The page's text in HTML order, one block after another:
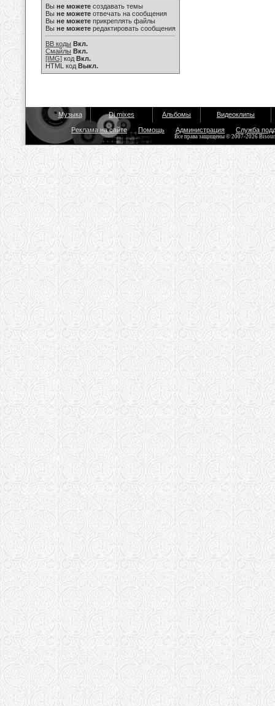
Вы не можете создавать темы
Вы не можете отвечать на сообщения
Вы не можете прикреплять файлы
Вы не можете редактировать сообщения
BB коды Вкл.
Смайлы Вкл.
[IMG] код Вкл.
HTML код Выкл.
Музыка Dj mixes Альбомы Видеоклипы
Реклама на сайте Помощь Администрация Служба
Все права защищены © 2007-2026